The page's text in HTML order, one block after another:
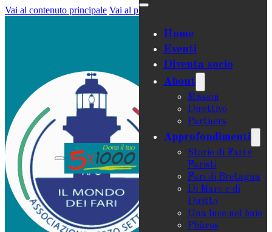
Vai al contenuto principale Vai al piè di pagina
Home
Eventi
Diventa socio
About
Mission
Direttivo
Partners
Approfondimenti
Storie di Fari e
Faristi
Fari di Bretagna
Di Mare e di
Diritto
Una luce nel buio
Phàros